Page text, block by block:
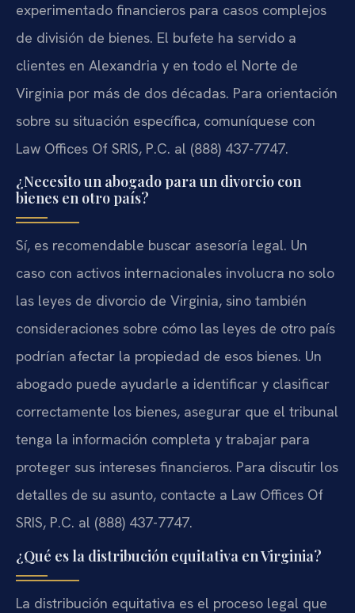
experimentado financieros para casos complejos
de división de bienes. El bufete ha servido a
clientes en Alexandria y en todo el Norte de
Virginia por más de dos décadas. Para orientación
sobre su situación específica, comuníquese con
Law Offices Of SRIS, P.C. al (888) 437-7747.
¿Necesito un abogado para un divorcio con
bienes en otro país?
Sí, es recomendable buscar asesoría legal. Un
caso con activos internacionales involucra no solo
las leyes de divorcio de Virginia, sino también
consideraciones sobre cómo las leyes de otro país
podrían afectar la propiedad de esos bienes. Un
abogado puede ayudarle a identificar y clasificar
correctamente los bienes, asegurar que el tribunal
tenga la información completa y trabajar para
proteger sus intereses financieros. Para discutir los
detalles de su asunto, contacte a Law Offices Of
SRIS, P.C. al (888) 437-7747.
¿Qué es la distribución equitativa en Virginia?
La distribución equitativa es el proceso legal que